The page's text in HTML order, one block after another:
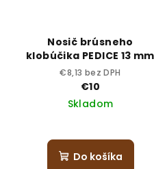
Nosič brúsneho
klobúčika PEDICE 13 mm
€8,13 bez DPH
€10
Skladom
Do košíka